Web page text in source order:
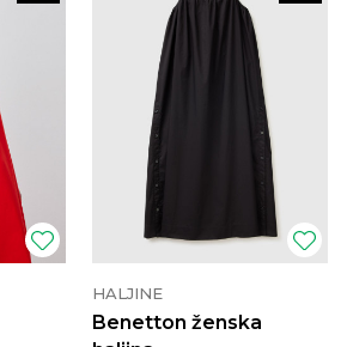
HALJINE
Benetton ženska